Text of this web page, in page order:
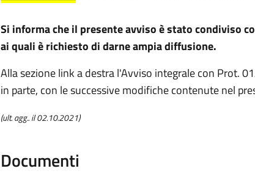
Si informa che il presente avviso è stato condiviso
ai quali è richiesto di darne ampia diffusione.
Alla sezione link a destra l'Avviso integrale con Prot.
in parte, con le successive modifiche contenute nel
(ult. agg.. il 02.10.2021)
Documenti